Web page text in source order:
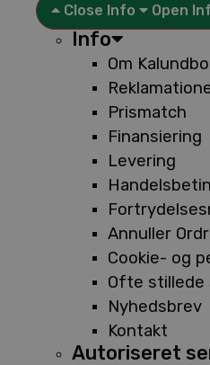
Close Info
Open
Info
Om
Prismatch
Finansiering
Levering
Annuller
Cookie- og
Ofte stillede
Nyhedsbrev
Kontakt
Autoriseret